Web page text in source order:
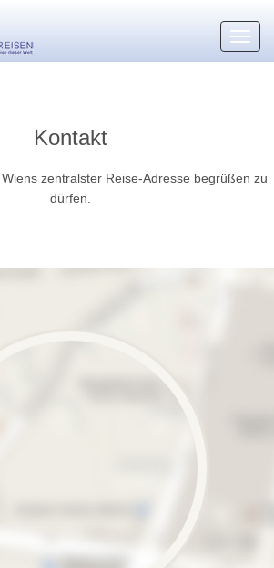
Kontakt
zentralster Reise-Adresse begrüßen zu
dürfen.